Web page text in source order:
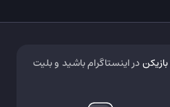
در اینستاگرام باشید و بلیت